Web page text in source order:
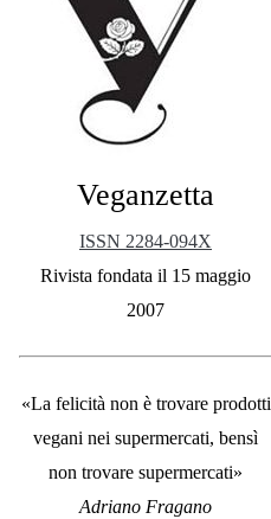
Sidebar
Veganzetta
ISSN 2284-094X
Rivista fondata il 15 maggio
2007
«La felicità non è trovare prodotti
vegani nei supermercati, bensì
non trovare supermercati»
Adriano Fragano